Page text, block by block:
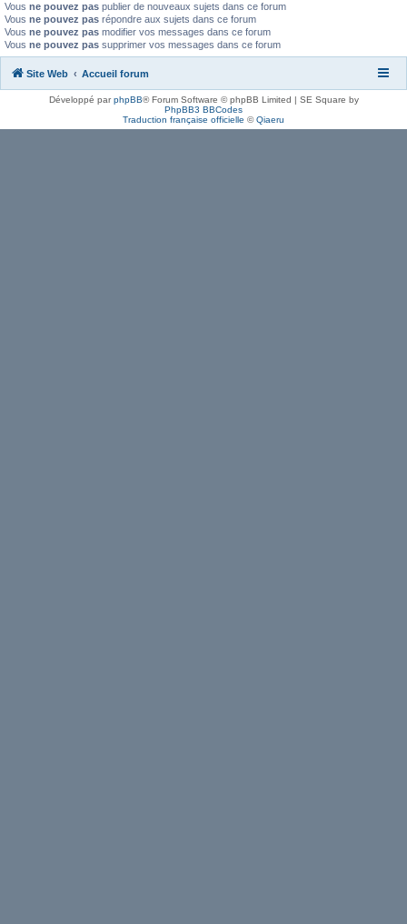
Vous ne pouvez pas publier de nouveaux sujets dans ce forum
Vous ne pouvez pas répondre aux sujets dans ce forum
Vous ne pouvez pas modifier vos messages dans ce forum
Vous ne pouvez pas supprimer vos messages dans ce forum
Site Web Accueil forum
Développé parphpBB® Forum Software © phpBB Limited | SE Square by
PhpBB3 BBCodes
Traduction française officielle ©Qiaeru